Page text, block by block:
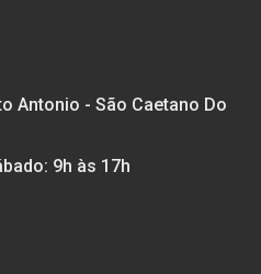
Antonio - São Caetano Do
9h às 17h